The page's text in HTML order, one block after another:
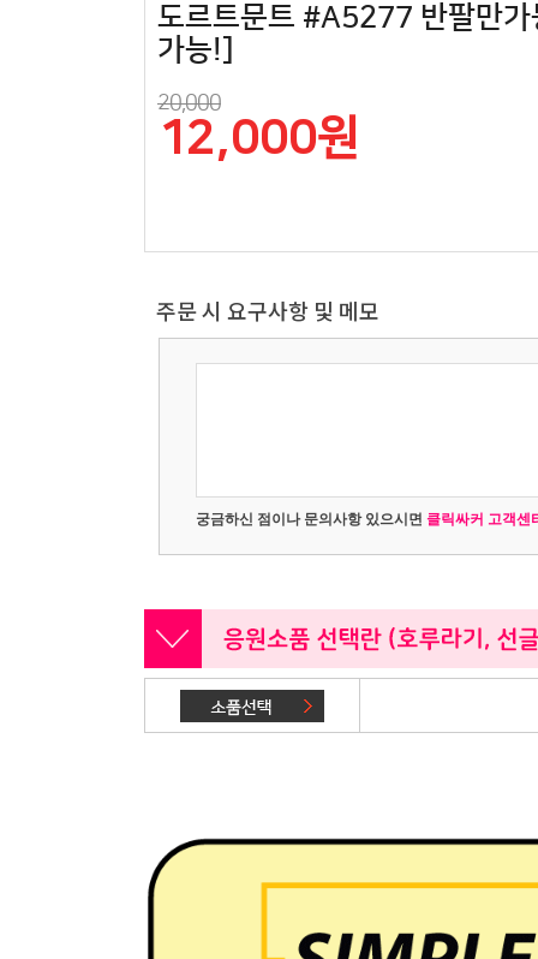
도르트문트 #A5277 반팔만
가능!]
20,000
12,000원
주문 시 요구사항 및 메모
궁금하신 점이나 문의사항 있으시면 클릭싸커 고객센